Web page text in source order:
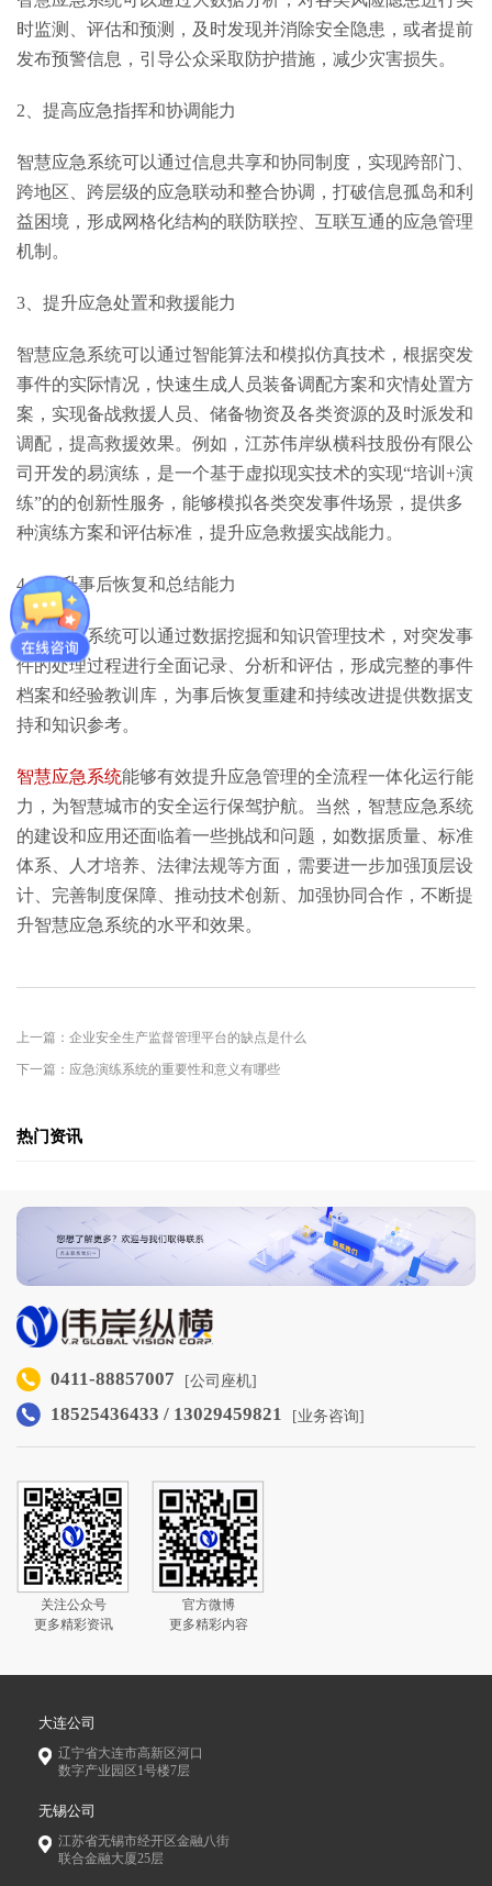
时监测、评估和预测，及时发现并消除安全隐患，或者提前
发布预警信息，引导公众采取防护措施，减少灾害损失。
2、提高应急指挥和协调能力
智慧应急系统可以通过信息共享和协同制度，实现跨部门、
跨地区、跨层级的应急联动和整合协调，打破信息孤岛和利
益困境，形成网格化结构的联防联控、互联互通的应急管理
机制。
3、提升应急处置和救援能力
智慧应急系统可以通过智能算法和模拟仿真技术，根据突发
事件的实际情况，快速生成人员装备调配方案和灾情处置方
案，实现备战救援人员、储备物资及各类资源的及时派发和
调配，提高救援效果。例如，江苏伟岸纵横科技股份有限公
司开发的易演练，是一个基于虚拟现实技术的实现“培训+演
练”的的创新性服务，能够模拟各类突发事件场景，提供多
种演练方案和评估标准，提升应急救援实战能力。
4、提升事后恢复和总结能力
智慧应急系统可以通过数据挖掘和知识管理技术，对突发事
件的处理过程进行全面记录、分析和评估，形成完整的事件
档案和经验教训库，为事后恢复重建和持续改进提供数据支
持和知识参考。
智慧应急系统能够有效提升应急管理的全流程一体化运行能
力，为智慧城市的安全运行保驾护航。当然，智慧应急系统
的建设和应用还面临着一些挑战和问题，如数据质量、标准
体系、人才培养、法律法规等方面，需要进一步加强顶层设
计、完善制度保障、推动技术创新、加强协同合作，不断提
升智慧应急系统的水平和效果。
上一篇：企业安全生产监督管理平台的缺点是什么
下一篇：应急演练系统的重要性和意义有哪些
热门资讯
0411-88857007 [公司座机]
18525436433 / 13029459821 [业务咨询]
关注公众号
更多精彩资讯
官方微博
更多精彩内容
大连公司
辽宁省大连市高新区河口
数字产业园区1号楼7层
无锡公司
江苏省无锡市经开区金融八街
联合金融大厦25层